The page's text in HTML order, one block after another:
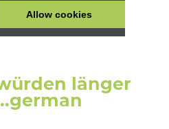
Allow cookies
Leben wenn....german
länger